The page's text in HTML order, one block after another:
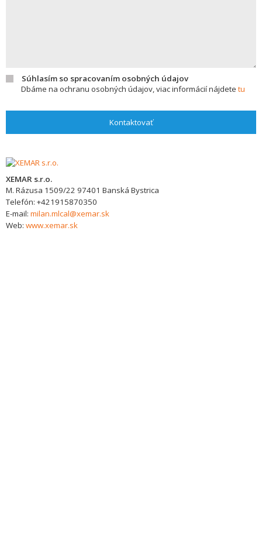
Súhlasím so spracovaním osobných údajov
Dbáme na ochranu osobných údajov, viac informácií nájdete tu
Kontaktovať
XEMAR s.r.o.
M. Rázusa 1509/22 97401 Banská Bystrica
Telefón: +421915870350
E-mail: milan.mlcal@xemar.sk
Web: www.xemar.sk